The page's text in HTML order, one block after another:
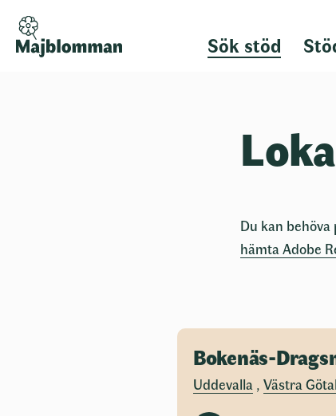
Sök stöd
Du kan
hämta Adobe
Bokenäs-
Uddevalla , Västra